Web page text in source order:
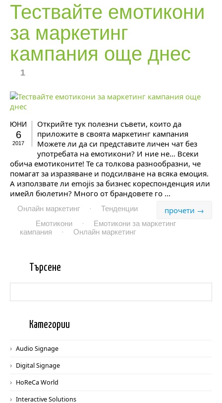
Тествайте емотикони
за маркетинг
кампания още днес
1
ЮНИ
6
2017
Открийте тук полезни съвети, които да
приложите в своята маркетинг кампания
Можете ли да си представите личен чат без
употребата на емотикони? И ние не… Всеки
обича емотиконите! Те са толкова разнообразни, че
помагат за изразяване и подсилване на всяка емоция.
А използвате ли emojis за бизнес кореспонденция или
имейл бюлетин? Много от брандовете го ...
прочети →
Онлайн маркетинг ·
Тенденции
Емотикони
·
Емотикони за маркетинг
кампания
· Онлайн маркетинг
Търсене
Категории
Audio Signage
Digital Signage
HoReCa World
Interactive Solutions